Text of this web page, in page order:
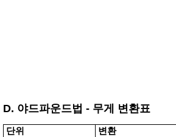
D. 야드파운드법 - 무게 변환표
단위
변환